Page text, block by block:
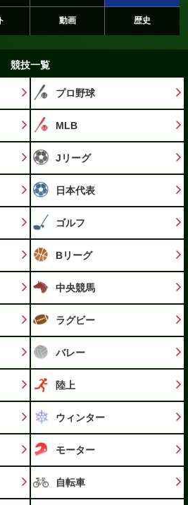
動画 歴史
競技一覧
プロ野球
MLB
Jリーグ
日本代表
ゴルフ
Bリーグ
中央競馬
ラグビー
バレー
陸上
ウィンター
モーター
自転車